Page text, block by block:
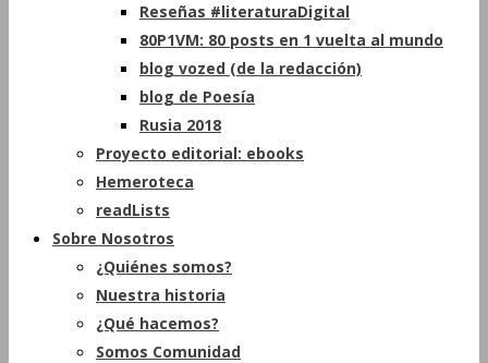
Reseñas #literaturaDigital
80P1VM: 80 posts en 1 vuelta al mundo
blog vozed (de la redacción)
blog de Poesía
Rusia 2018
Proyecto editorial: ebooks
Hemeroteca
readLists
Sobre Nosotros
¿Quiénes somos?
Nuestra historia
¿Qué hacemos?
Somos Comunidad